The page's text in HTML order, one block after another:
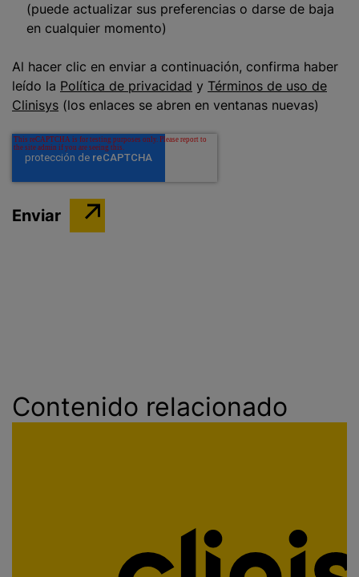
(puede actualizar sus preferencias o darse de baja
en cualquier momento)
Al hacer clic en enviar a continuación, confirma haber
leído la Política de privacidad y Términos de uso de
Clinisys (los enlaces se abren en ventanas nuevas)
Contenido relacionado